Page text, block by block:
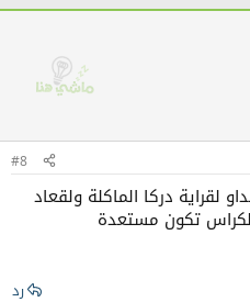
#8
لقراية دركا الماكلة ولقعاد
تكون مستعدة
رد